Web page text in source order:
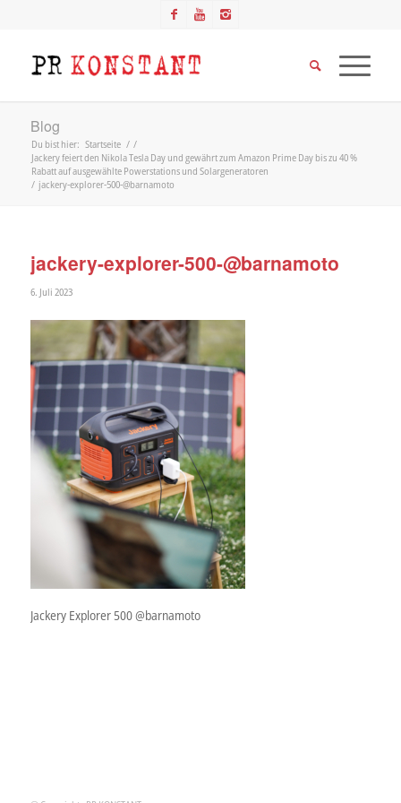
Blog
Du bist hier: Startseite / /
Jackery feiert den Nikola Tesla Day und gewährt zum Amazon Prime Day bis zu 40 %
Rabatt auf ausgewählte Powerstations und Solargeneratoren
/ jackery-explorer-500-@barnamoto
jackery-explorer-500-@barnamoto
6. Juli 2023
Jackery Explorer 500 @barnamoto